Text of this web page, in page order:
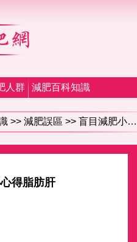
人群 減肥百科知識
>> 減肥誤區 >> 盲目減肥小心得脂肪肝
得脂肪肝